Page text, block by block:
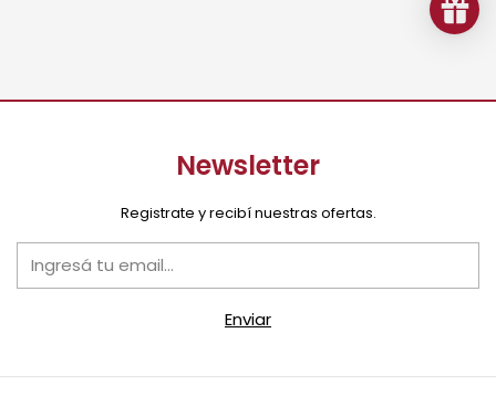
Newsletter
Registrate y recibí nuestras ofertas.